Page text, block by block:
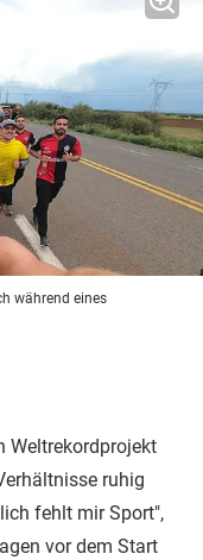
während eines
Weltrekordprojekt
ruhig
fehlt mir Sport",
vor dem Start